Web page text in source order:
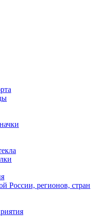
России, регионов, стран